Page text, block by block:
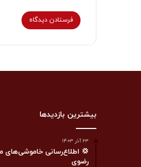
بیشترین بازدیدها
۲۳ آذر ۱۴۰۳
💢 اطلاع‌رسانی خاموشی‌های
رضوی